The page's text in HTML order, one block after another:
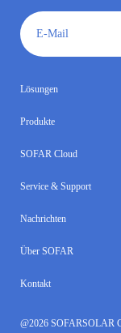
E-Mail
Lösungen
Produkte
SOFAR Cloud
Service & Support
Nachrichten
Über SOFAR
Kontakt
@2026 SOFARSOLAR